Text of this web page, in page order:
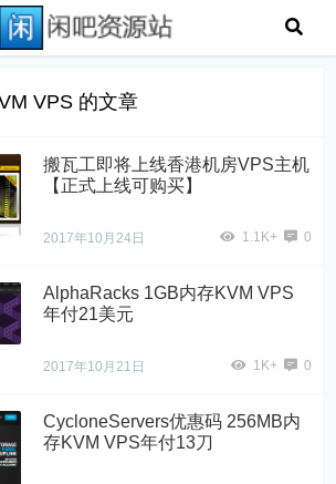
VPS 的文章
搬瓦工即将上线香港机房VPS主机
【正式上线可购买】
2017年10月24日 1.1K+ 0
AlphaRacks 1GB内存KVM VPS
年付21美元
2017年10月21日 1K+ 0
CycloneServers优惠码 256MB内
存KVM VPS年付13刀